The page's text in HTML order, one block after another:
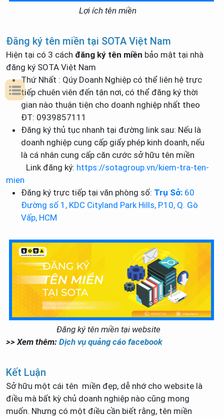
Lợi ích tên miền
Đăng ký tên miền tại SOTA Việt Nam
Hiện tại có 3 cách đăng ký tên miền bảo mật tại nhà
đăng ký SOTA Việt Nam
Thứ Nhất : Qúy Doanh Nghiệp có thể liên hệ trực
tiếp chuên viên đến tận nơi, có thể đăng ký thời
gian nào thuận tiện cho doanh nghiệp nhất theo
ĐT: 0939857111
Đăng ký thủ tục nhanh tại đường link sau: Nếu là
doanh nghiệp cung cấp giấy phép kinh doanh, nếu
là cá nhân cung cấp căn cước sở hữu tên miền
Link đăng ký: https://sotagroup.vn/kiem-tra-ten-
mien
Đăng ký trực tiếp tại văn phòng số: Trụ Sở: 60
Đường số 1, KDC Cityland Park Hills, P.10, Q. Gò
Vấp, HCM
Đăng ký tên miền tại website
>> Xem thêm:Dịch vụ quảng cáo facebook
Kết Luận
Sở hữu một cái tên miền đẹp, dễ nhớ cho website là
điều mà bất kỳ chủ doanh nghiệp nào cũng mong
muốn. Nhưng có một điều cần biết rằng, tên miền